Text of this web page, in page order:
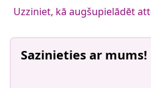
Uzziniet, kā augšupielādēt
Sazinieties ar mums!